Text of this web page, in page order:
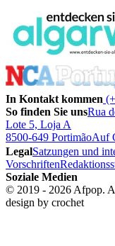
In Kontakt kommen
So finden Sie unsRua
Lote 5, Loja A
8500-649 PortimãoAuf
LegalSatzungen und
Vorschriften
Soziale Medien
© 2019 - 2026 Afpop.
design by crochet